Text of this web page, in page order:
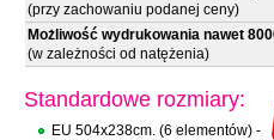
(przy zachowaniu podanej ceny)
Możliwość wydrukowania nawet
(w zależności od natężenia)
Standardowe rozmiary:
EU 504x238cm. (6 elementów) -